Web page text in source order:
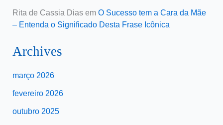
Rita de Cassia Diasem O Sucesso tem a Cara da Mãe
– Entenda o Significado Desta Frase Icônica
Archives
março 2026
fevereiro 2026
outubro 2025